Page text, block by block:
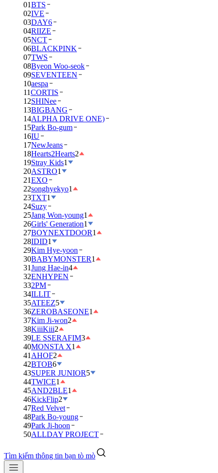
01BTS
02IVE
03DAY6
04RIIZE
05NCT
06BLACKPINK
07TWS
08Byeon Woo-seok
09SEVENTEEN
10aespa
11CORTIS
12SHINee
13BIGBANG
14ALPHA DRIVE ONE)
15Park Bo-gum
16IU
17NewJeans
18Hearts2Hearts2
19Stray Kids1
20ASTRO1
21EXO
22songhyekyo1
23TXT1
24Suzy
25Jang Won-young1
26Girls' Generation1
27BOYNEXTDOOR1
28IDID1
29Kim Hye-yoon
30BABYMONSTER1
31Jung Hae-in4
32ENHYPEN
332PM
34ILLIT
35ATEEZ5
36ZEROBASEONE1
37Kim Ji-won2
38KiiiKiii2
39LE SSERAFIM3
40MONSTA X1
41 AHOF2
42BTOB6
43SUPER JUNIOR5
44TWICE1
45AND2BLE1
46KickFlip2
47Red Velvet
48Park Bo-young
49Park Ji-hoon
50ALLDAY PROJECT
Tìm kiếm thông tin bạn tò mò